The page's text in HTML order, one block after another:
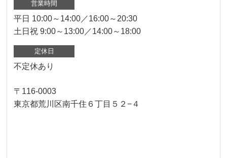
営業時間
平日 10:00～14:00／16:00～20:30
土日祝 9:00～13:00／14:00～18:00
定休日
不定休あり
〒116-0003
東京都荒川区南千住６丁目５２−４